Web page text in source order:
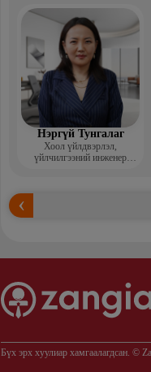
Нэргүй Тунгалаг
Хоол үйлдвэрлэл,
үйлчилгээний инженер
Бүх эрх хуулиар хамгаалагдсан. ©